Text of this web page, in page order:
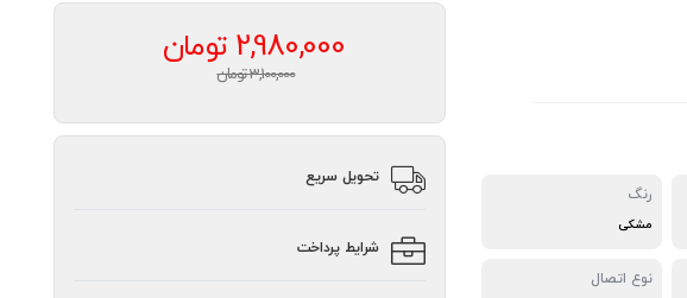
رنگ
مشکی
نوع اتصال
2,980,000 تومان
3,100,000 تومان
تحویل سریع
شرایط پرداخت